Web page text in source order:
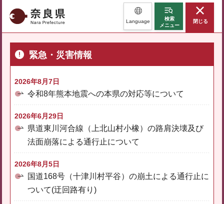
奈良県 Language
検索
メニュー
閉じる
緊急・災害情報
2026年8月7日
令和8年熊本地震への本県の対応等について
2026年6月29日
県道東川河合線（上北山村小橡）の路肩決壊及び
法面崩落による通行止について
2026年8月5日
国道168号（十津川村平谷）の崩土による通行止に
ついて(迂回路有り)